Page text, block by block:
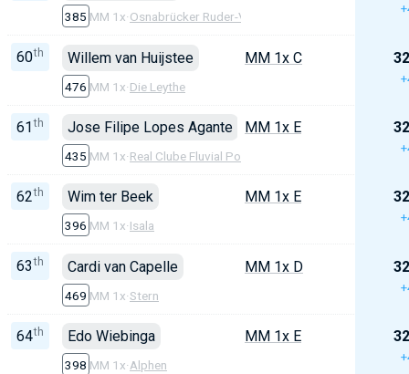
385 MM 1x·Osnabrücker Ruder-Verein
60th Willem van Huijstee
476 MM 1x·Die Leythe
MM 1x C
61 th Jose Filipe Lopes Agante
435 MM 1x·Real Clube Fluvial Portuense
MM 1x E
62th Wim ter Beek
396 MM 1x·Isala
MM 1x E
63 th Cardi van Capelle
469 MM 1x·Stern
MM 1x D
64th Edo Wiebinga
398 MM 1x·Alphen
MM 1x E